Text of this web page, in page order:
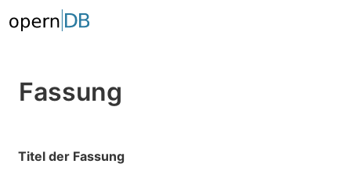
Fassung
Titel der Fassung